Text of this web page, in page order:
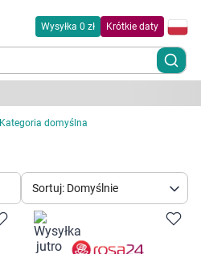
Wysyłka 0 zł Krótkie daty
Kategoria domyślna
Sortuj: Domyślnie